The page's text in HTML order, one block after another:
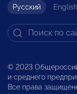
Русский English
© 2023
и среднего
Все права